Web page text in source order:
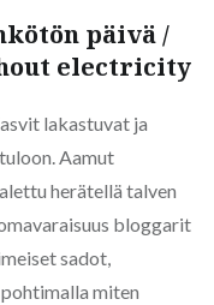
päivä /
electricity
lakastuvat ja
Aamut
herätellä talven
bloggarit
sadot,
miten